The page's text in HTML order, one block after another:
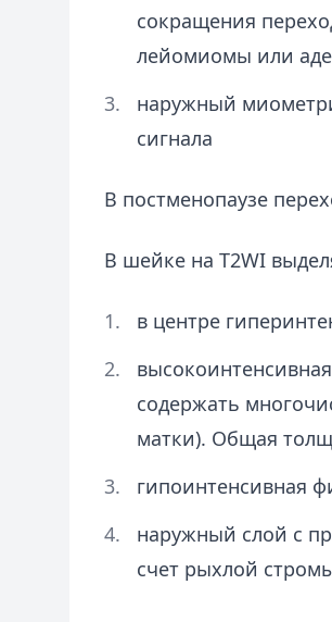
сокращения
лейомиомы или
наружный
сигнала
В постменопаузе
В шейке на T2WI
в центре
содержать
матки). Общая
гипоинтенсивная
наружный слой с
счет рыхлой